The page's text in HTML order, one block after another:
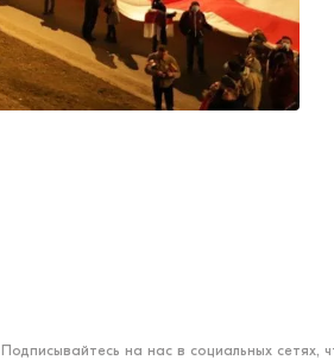
Подписывайтесь на нас в социальных сетях,